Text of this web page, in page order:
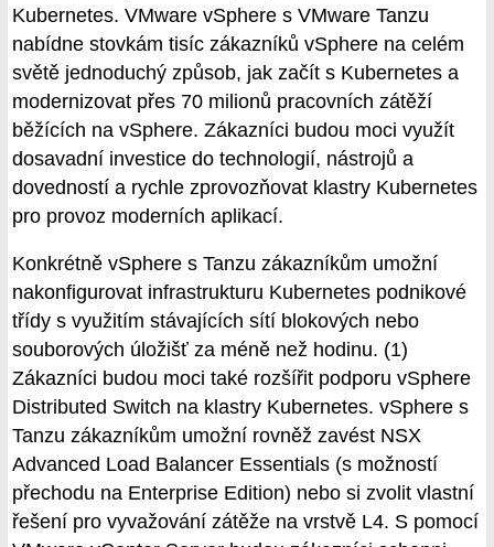
Kubernetes. VMware vSphere s VMware Tanzu
nabídne stovkám tisíc zákazníků vSphere na celém
světě jednoduchý způsob, jak začít s Kubernetes a
modernizovat přes 70 milionů pracovních zátěží
běžících na vSphere. Zákazníci budou moci využít
dosavadní investice do technologií, nástrojů a
dovedností a rychle zprovozňovat klastry Kubernetes
pro provoz moderních aplikací.
Konkrétně vSphere s Tanzu zákazníkům umožní
nakonfigurovat infrastrukturu Kubernetes podnikové
třídy s využitím stávajících sítí blokových nebo
souborových úložišť za méně než hodinu. (1)
Zákazníci budou moci také rozšířit podporu vSphere
Distributed Switch na klastry Kubernetes. vSphere s
Tanzu zákazníkům umožní rovněž zavést NSX
Advanced Load Balancer Essentials (s možností
přechodu na Enterprise Edition) nebo si zvolit vlastní
řešení pro vyvažování zátěže na vrstvě L4. S pomocí